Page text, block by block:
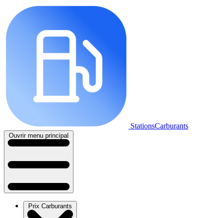
StationsCarburants
Ouvrir menu principal
Prix Carburants